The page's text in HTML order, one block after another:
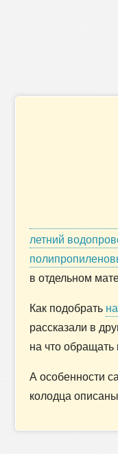
летний
в отдельном
Как подобрать
рассказали в
на что
А особенности
колодца описаны